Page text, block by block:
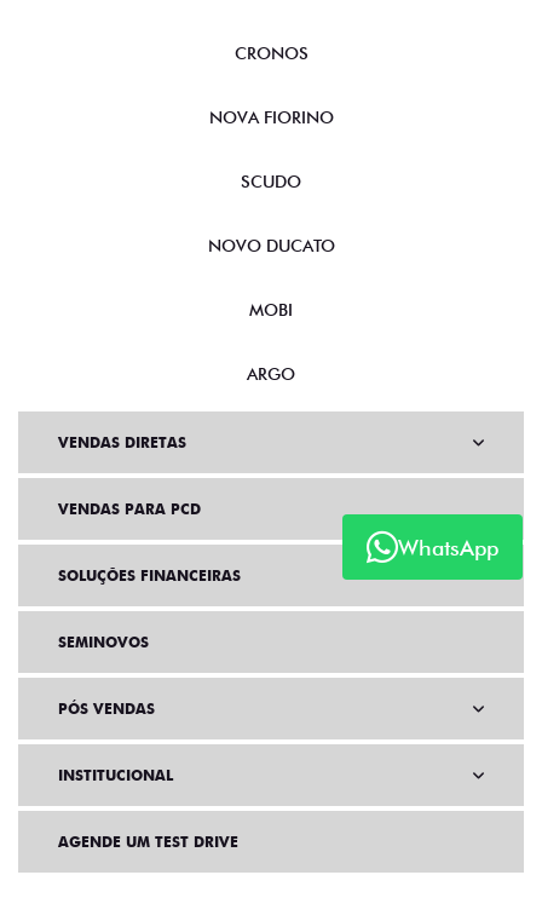
WhatsApp
CRONOS
NOVA FIORINO
SCUDO
NOVO DUCATO
MOBI
ARGO
VENDAS DIRETAS
VENDAS PARA PCD
SOLUÇÕES FINANCEIRAS
SEMINOVOS
PÓS VENDAS
INSTITUCIONAL
AGENDE UM TEST DRIVE